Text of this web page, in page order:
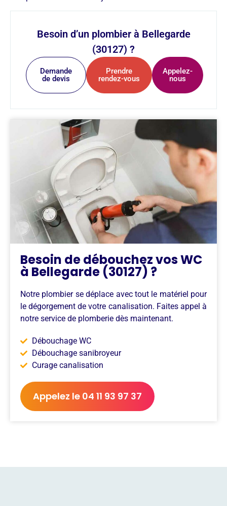
Besoin d’un plombier à Bellegarde
(30127) ?
Demande
de devis
Prendre
rendez-vous
Appelez-
nous
Besoin de débouchez vos WC
à Bellegarde (30127) ?
Notre plombier se déplace avec tout le matériel pour
le dégorgement de votre canalisation. Faites appel à
notre service de plomberie dès maintenant.
Débouchage WC
Débouchage sanibroyeur
Curage canalisation
Appelez le 04 11 93 97 37